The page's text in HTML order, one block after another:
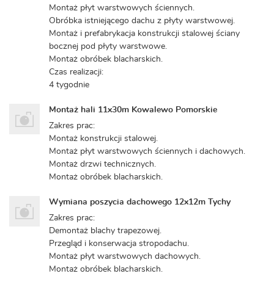
Montaż płyt warstwowych ściennych.
Obróbka istniejącego dachu z płyty warstwowej.
Montaż i prefabrykacja konstrukcji stalowej ściany
bocznej pod płyty warstwowe.
Montaż obróbek blacharskich.
Czas realizacji:
4 tygodnie
Montaż hali 11x30m Kowalewo Pomorskie
Zakres prac:
Montaż konstrukcji stalowej.
Montaż płyt warstwowych ściennych i dachowych.
Montaż drzwi technicznych.
Montaż obróbek blacharskich.
Wymiana poszycia dachowego 12x12m Tychy
Zakres prac:
Demontaż blachy trapezowej.
Przegląd i konserwacja stropodachu.
Montaż płyt warstwowych dachowych.
Montaż obróbek blacharskich.